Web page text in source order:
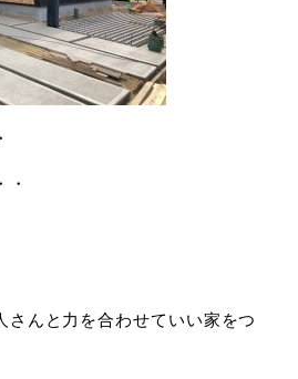
さんと力を合わせていい家をつ